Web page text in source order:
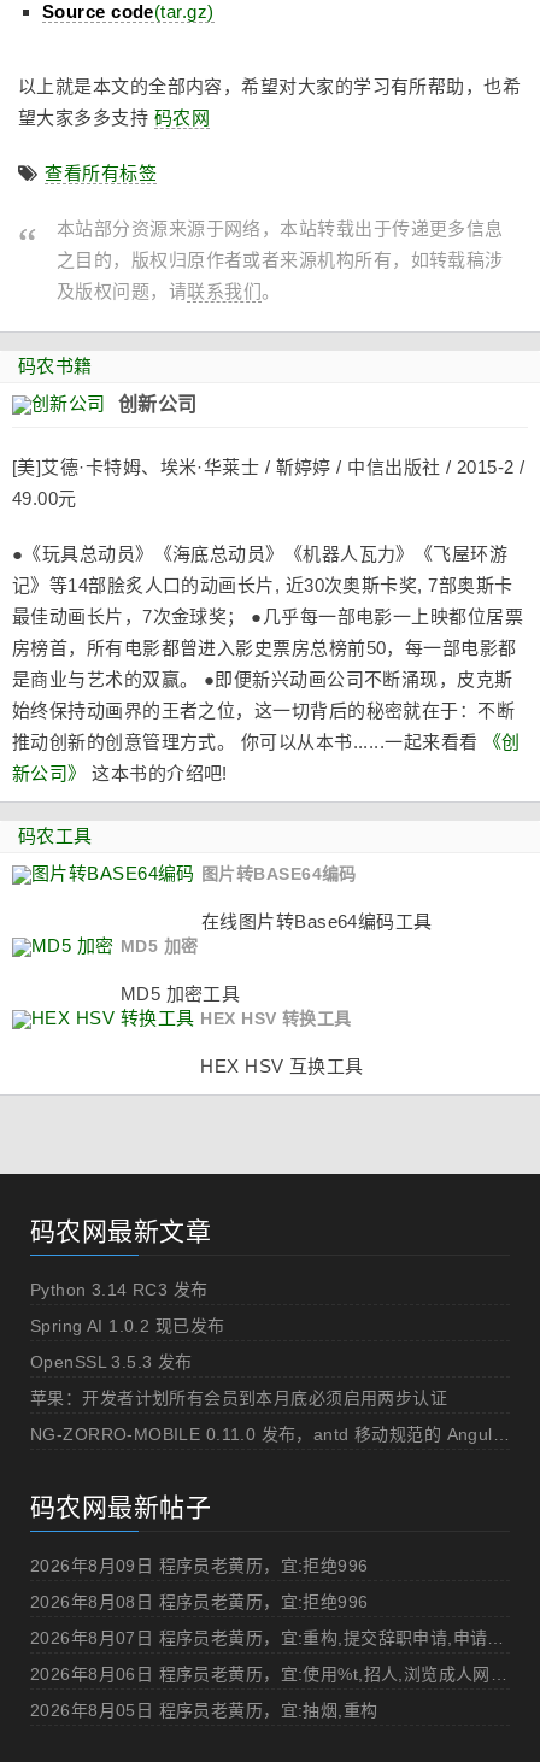
Source code(tar.gz)
以上就是本文的全部内容，希望对大家的学习有所帮助，也希
望大家多多支持 码农网
查看所有标签
本站部分资源来源于网络，本站转载出于传递更多信息
之目的，版权归原作者或者来源机构所有，如转载稿涉
及版权问题，请联系我们。
码农书籍
创新公司
[美]艾德·卡特姆、埃米·华莱士 / 靳婷婷 / 中信出版社 / 2015-2 /
49.00元
●《玩具总动员》《海底总动员》《机器人瓦力》《飞屋环游
记》等14部脍炙人口的动画长片, 近30次奥斯卡奖, 7部奥斯卡
最佳动画长片，7次金球奖； ●几乎每一部电影一上映都位居票
房榜首，所有电影都曾进入影史票房总榜前50，每一部电影都
是商业与艺术的双赢。 ●即便新兴动画公司不断涌现，皮克斯
始终保持动画界的王者之位，这一切背后的秘密就在于：不断
推动创新的创意管理方式。 你可以从本书......一起来看看
《创
新公司》
这本书的介绍吧!
码农工具
图片转BASE64编码
在线图片转Base64编码工具
MD5 加密
MD5 加密工具
HEX HSV 转换工具
HEX HSV 互换工具
码农网最新文章
Python 3.14 RC3 发布
Spring AI 1.0.2 现已发布
OpenSSL 3.5.3 发布
苹果：开发者计划所有会员到本月底必须启用两步认证
码农网最新帖子
2026年8月09日 程序员老黄历，宜:拒绝996
2026年8月08日 程序员老黄历，宜:拒绝996
2026年8月05日 程序员老黄历，宜:抽烟,重构